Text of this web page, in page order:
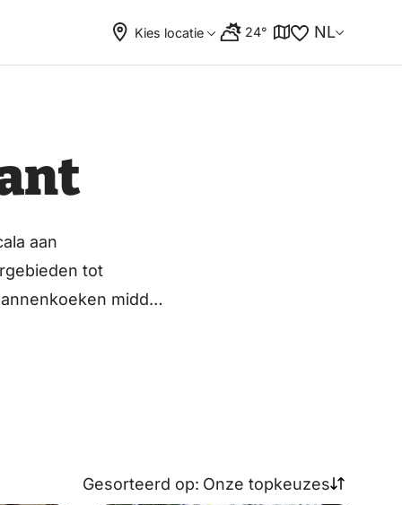
Kies locatie 24° NL
aan
tot
midden
Gesorteerd op: Onze topkeuzes